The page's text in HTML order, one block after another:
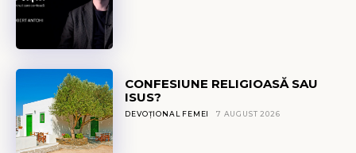
CONFESIUNE RELIGIOASĂ SAU
ISUS?
DEVOȚIONAL FEMEI 7 AUGUST 2026